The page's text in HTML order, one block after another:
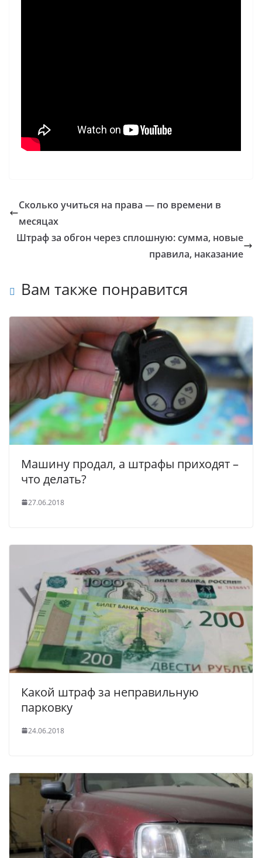
Сколько учиться на права — по времени в
месяцах
Штраф за обгон через сплошную: сумма, новые
правила, наказание
Вам также понравится
Машину продал, а штрафы приходят –
что делать?
27.06.2018
Какой штраф за неправильную
парковку
24.06.2018